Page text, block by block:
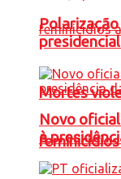
Mortes
Novo
à